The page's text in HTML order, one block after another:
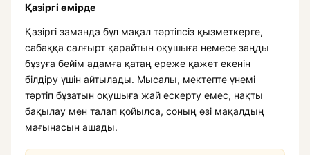
Қазіргі өмірде
Қазіргі заманда бұл мақал тәртіпсіз қызметкерге,
сабаққа салғырт қарайтын оқушыға немесе заңды
бұзуға бейім адамға қатаң ереже қажет екенін
білдіру үшін айтылады. Мысалы, мектепте үнемі
тәртіп бұзатын оқушыға жай ескерту емес, нақты
бақылау мен талап қойылса, соның өзі мақалдың
мағынасын ашады.